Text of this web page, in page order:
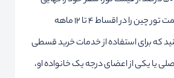
کنند و باقی مانده قیمت تور چین را در اقساط 4 تا 12 ماهه
که برای استفاده از خدمات خرید قسطی
یا یکی از اعضای درجه یک خانواده او،